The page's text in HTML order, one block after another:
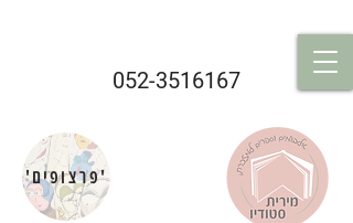
052-3516167
'פרצופים'